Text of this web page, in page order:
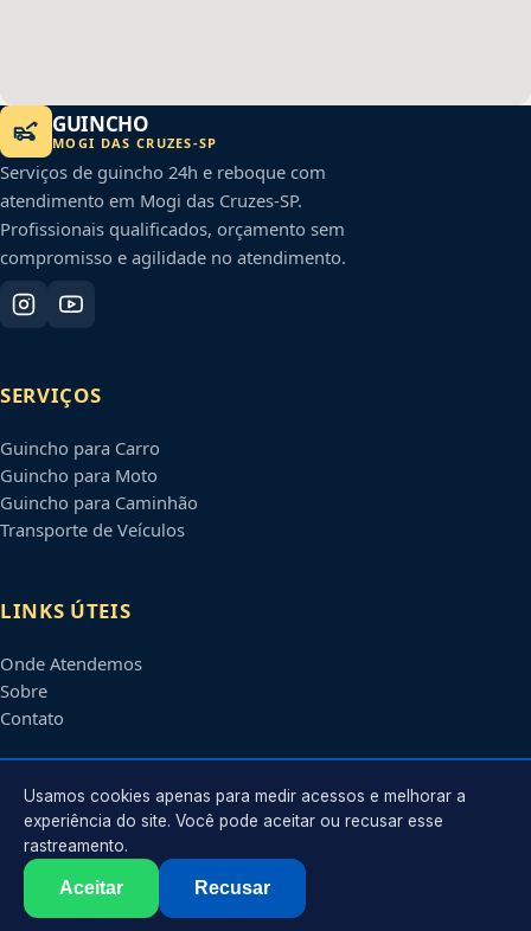
GUINCHO
MOGI DAS CRUZES-SP
Serviços de guincho 24h e reboque com
atendimento em Mogi das Cruzes-SP.
Profissionais qualificados, orçamento sem
compromisso e agilidade no atendimento.
SERVIÇOS
Guincho para Carro
Guincho para Moto
Guincho para Caminhão
Transporte de Veículos
LINKS ÚTEIS
Onde Atendemos
Sobre
Contato
CONTATO
Atendimento em
contato@guinchosmogidascruzes.com.br
2026 Mogi das Cruzes
. Todos os direitos reservados.
Usamos cookies apenas para medir acessos e melhorar a
experiência do site. Você pode aceitar ou recusar esse
rastreamento.
Aceitar Recusar